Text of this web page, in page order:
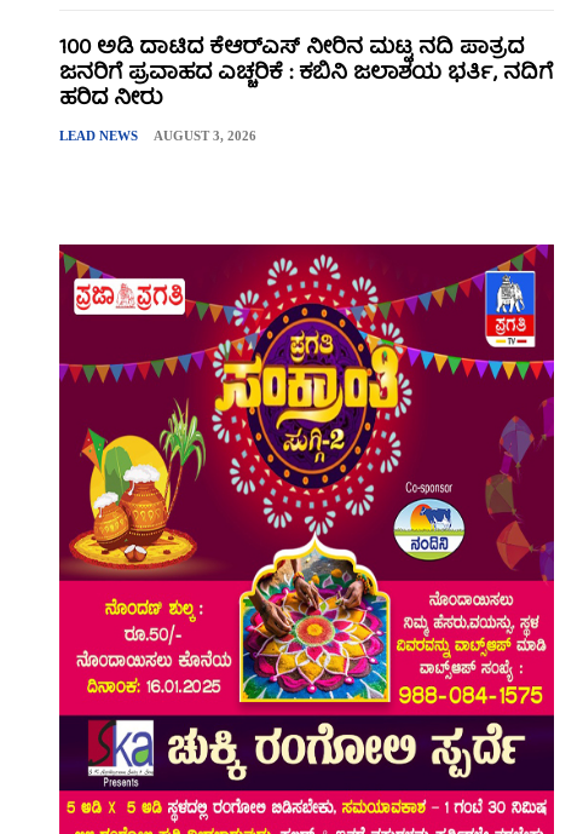
100 ಅಡಿ ದಾಟಿದ ಕೆಆರ್‌ಎಸ್ ನೀರಿನ ಮಟ್ಟ ನದಿ ಪಾತ್ರದ
ಜನರಿಗೆ ಪ್ರವಾಹದ ಎಚ್ಚರಿಕೆ : ಕಬಿನಿ ಜಲಾಶಯ ಭರ್ತಿ, ನದಿಗೆ
ಹರಿದ ನೀರು
LEAD NEWS AUGUST 3, 2026